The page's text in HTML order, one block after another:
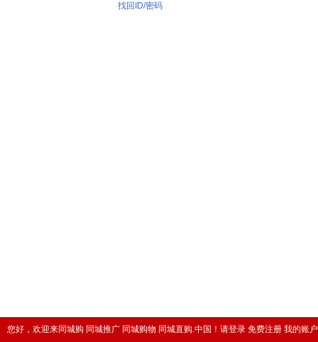
您好，欢迎来同城购 同城推广 同城购物 同城直购.中国！ 请登录 免费注册 我的账户
找回ID/密码